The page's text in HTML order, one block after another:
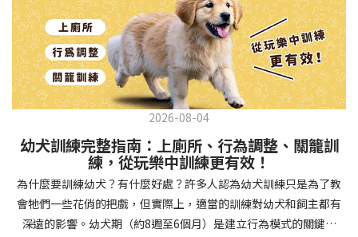
2026-08-04
幼犬訓練完整指南：上廁所、行為調整、關籠訓
練，從玩樂中訓練更有效！
為什麼要訓練幼犬？有什麼好處？許多人認為幼犬訓練只是為了教
會牠們一些花俏的把戲，但實際上，適當的訓練對幼犬和飼主都有
深遠的影響。幼犬期（約8週至6個月）是建立行為模式的關鍵時